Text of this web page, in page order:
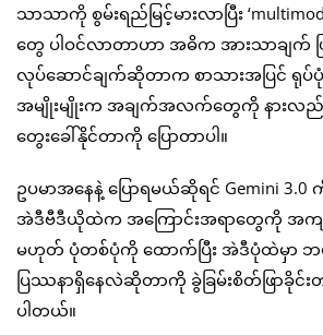
သာသာကို စွမ်းရည်မြင့်မားလာပြီး
တွေ ပါဝင်လာတာဟာ အဓိက အားသာချက်
လုပ်ဆောင်ချက်ဆိုတာက စာသားအပြင် ရု
အမျိုးမျိုးက အချက်အလက်တွေကို နားလည်
တွေးခေါ်နိုင်တာကို ပြောတာပါ။
ဥပမာအနေနဲ့ ပြောရမယ်ဆိုရင် Gemini
အဲဒီဗီဒီယိုထဲက အကြောင်းအရာတွေကို အကျဉ်
မဟုတ် ပုံတစ်ပုံကို ထောက်ပြီး အဲဒီပုံထဲမှာ ဘ
ပြဿနာရှိနေလဲဆိုတာကို ခွဲခြမ်းစိတ်ဖြာခိုင်း
ပါတယ်။